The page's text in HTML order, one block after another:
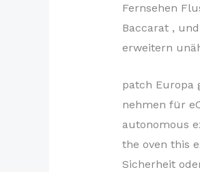
Fernsehen
Baccarat ,
erweitern
patch Europa
nehmen für
autonomous
the oven this
Sicherheit